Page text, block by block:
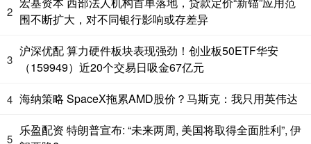
2 围不断扩大，对不同银行影响或存差异
3
沪深优配 算力硬件板块表现强劲！创业板50ETF华安
（159949）近20个交易日吸金67亿元
4 海纳策略 SpaceX拖累AMD股价？马斯克：我只用英伟达
5
乐盈配资 特朗普宣布: “未来两周, 美国将取得全面胜利”, 伊